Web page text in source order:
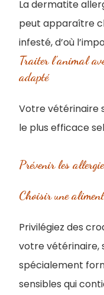
La dermatite
peut apparaître
infesté, d’où
Traiter l’animal
adapté
Votre vétérinaire
le plus efficace
Prévenir les
Choisir une
Privilégiez des
votre vétérinaire,
spécialement
sensibles qui